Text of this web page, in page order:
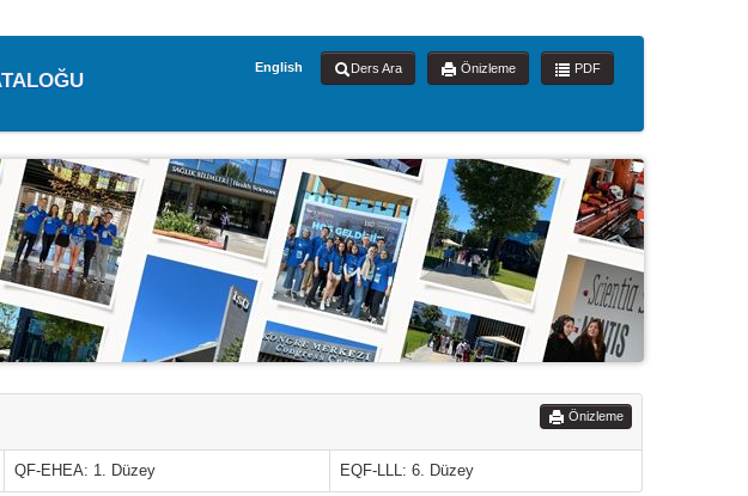
English Ders Ara Önizleme PDF
Önizleme
QF-EHEA: 1. Düzey EQF-LLL: 6. Düzey